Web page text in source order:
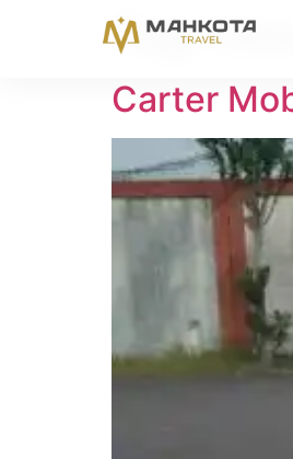
Tag:
Carter